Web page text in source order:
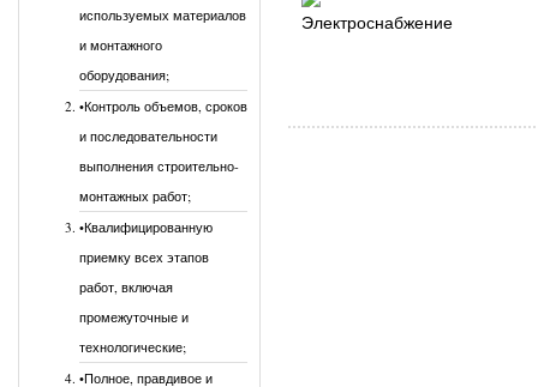
используемых материалов
и монтажного
оборудования;
•Контроль объемов, сроков
и последовательности
выполнения строительно-
монтажных работ;
•Квалифицированную
приемку всех этапов
работ, включая
промежуточные и
технологические;
•Полное, правдивое и